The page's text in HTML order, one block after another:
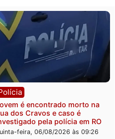
Polícia
Tragédia na BR-364: colisão
entre caminhão e carro deixa
quatro mortos em Porto Velho
quinta-feira, 06/08/2026 às 20:51